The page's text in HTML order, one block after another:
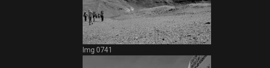
Img 0741